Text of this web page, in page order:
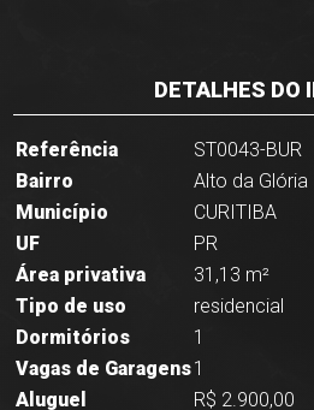
DETALHES DO
Referência
ST0043-BUR
Bairro
Alto da Glória
Município
CURITIBA
UF
PR
Área privativa
31,13 m²
Tipo de uso
residencial
Dormitórios
1
Vagas de Garagens1
Aluguel
R$ 2.900,00